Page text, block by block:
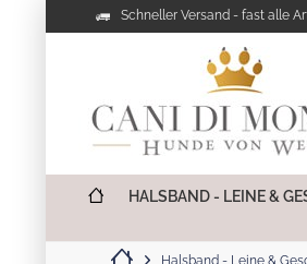
Schneller Versand - fast alle
HALSBAND - LEINE &
Halsband - Leine &